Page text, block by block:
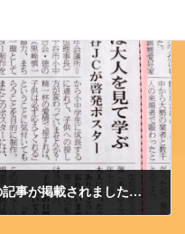
【市民啓発ポスター】についての記事が掲載されました。（小千谷新聞３/１０発行）